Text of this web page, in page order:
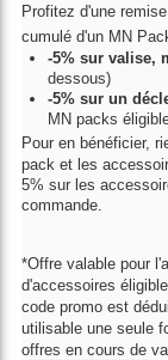
Profitez d'une
cumulé d'un MN
-5% sur valise,
dessous)
-5% sur un
MN packs
Pour en bénéficier,
pack et les
5% sur les
commande.
*Offre valable pour
d'accessoires
code promo est
utilisable une seule
offres en cours de